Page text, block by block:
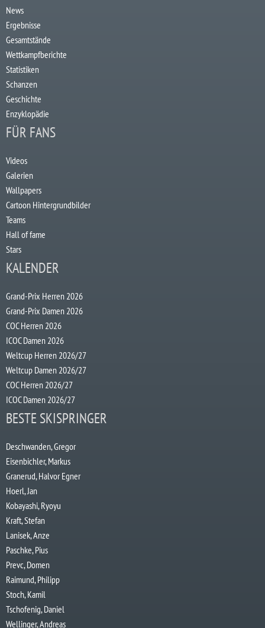
News
Ergebnisse
Gesamtstände
Wettkampfberichte
Statistiken
Schanzen
Geschichte
Enzyklopädie
FÜR FANS
Videos
Galerien
Wallpapers
Cartoon Hintergrundbilder
Teams
Hall of fame
Stars
KALENDER
Grand-Prix Herren 2026
Grand-Prix Damen 2026
COC Herren 2026
ICOC Damen 2026
Weltcup Herren 2026/27
Weltcup Damen 2026/27
COC Herren 2026/27
ICOC Damen 2026/27
BESTE SKISPRINGER
Deschwanden, Gregor
Eisenbichler, Markus
Granerud, Halvor Egner
Hoerl, Jan
Kobayashi, Ryoyu
Kraft, Stefan
Lanisek, Anze
Paschke, Pius
Prevc, Domen
Raimund, Philipp
Stoch, Kamil
Tschofenig, Daniel
Wellinger, Andreas